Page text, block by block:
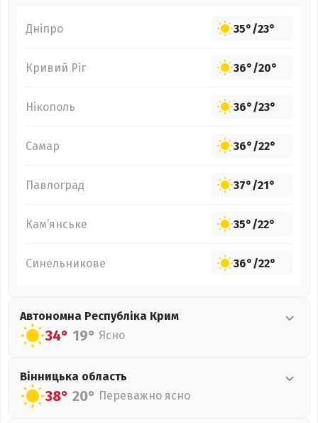
Дніпро 35°/23°
Кривий Ріг 36°/20°
Нікополь 36°/23°
Самар 36°/22°
Павлоград 37°/21°
Кам’янське 35°/22°
Синельникове 36°/22°
Автономна Республіка Крим
34° 19° Ясно
Вінницька область
38° 20° Переважно ясно